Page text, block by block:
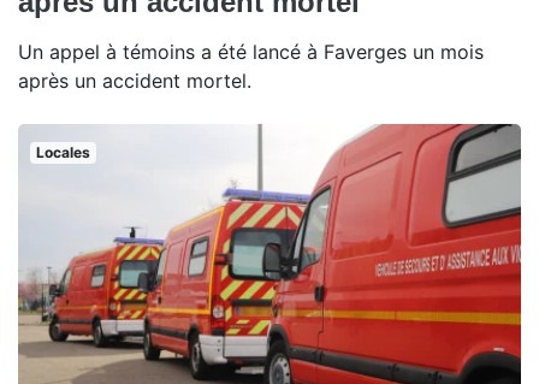
Un appel à témoins a été lancé à Faverges un mois
après un accident mortel.
Locales